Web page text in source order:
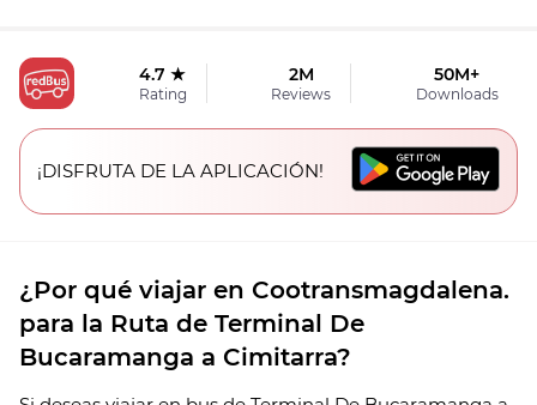
4.7 ★
Rating
2M
Reviews
50M+
Downloads
¡DISFRUTA DE LA APLICACIÓN!
¿Por qué viajar en Cootransmagdalena.
para la Ruta de Terminal De
Bucaramanga a Cimitarra?